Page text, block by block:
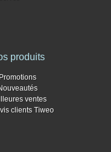
produits
Promotions
ventes
clients Tiweo